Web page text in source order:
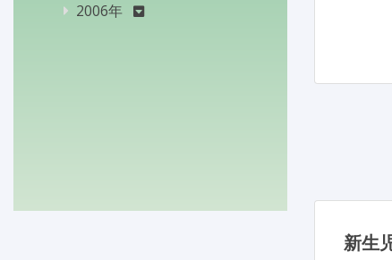
新生
2006年